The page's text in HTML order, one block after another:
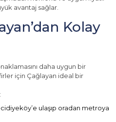
avantaj sağlar.
Kolay
daha uygun bir
için Çağlayan ideal bir
ulaşıp oradan metroya